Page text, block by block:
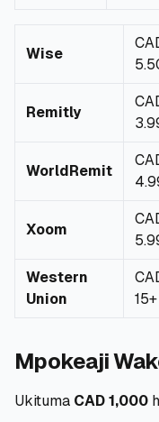
🏢KAMPUNI
Kuhusu Sisi
Wasiliana
Wise
Remitly
WorldRemit
Xoom
Western
Union
15+
Mpokeaji
Ukituma CAD 1,000